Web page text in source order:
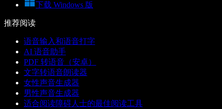
下载 Windows 版
推荐阅读
语音输入和语音打字
AI 语音助手
PDF 转语音（安卓）
文字转语音朗读器
女性声音生成器
男性声音生成器
适合阅读障碍人士的最佳阅读工具